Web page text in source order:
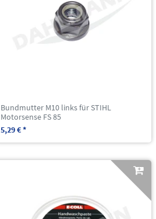
Bundmutter M10 links für STIHL
Motorsense FS 85
5,29 € *